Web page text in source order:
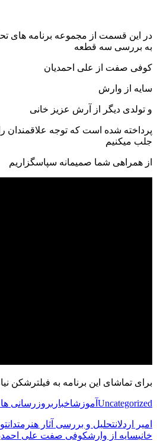
در این قسمت از مجموعه برنامه های
به بررسی سه قطعه
کوفی صفت از علی احمدیان
سایه از وارش
و تولدی دیگر از آرش عزیز خانی
پرداخته شده است که توجه علاقمندان
جلب میکنیم
از همراهی شما صمیمانه سپاسگزاریم
برای تماشای این برنامه به فیلترشکن
Uncategorized آموزشاخبار بروزرسانی ها
امیر اردلانتحلیل و بررسی آثار هنرمتدان
خانیسایه از وارشکوفی صفت علی